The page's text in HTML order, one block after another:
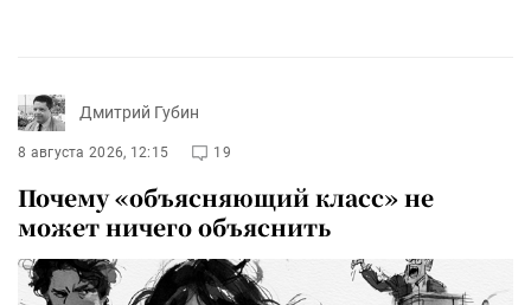
Дмитрий Губин
8 августа 2026, 12:15 19
Почему «объясняющий класс» не
может ничего объяснить